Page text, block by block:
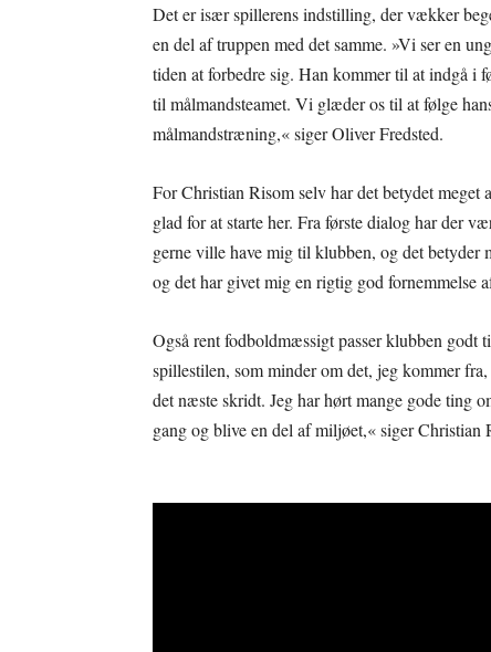
Det er især spillerens indstilling, der vækker
en del af truppen med det samme. »Vi ser en
tiden at forbedre sig. Han kommer til at indgå i
til målmandsteamet. Vi glæder os til at følge
målmandstræning,« siger Oliver Fredsted.
For Christian Risom selv har det betydet
glad for at starte her. Fra første dialog har der
gerne ville have mig til klubben, og det
og det har givet mig en rigtig god fornemmelse
Også rent fodboldmæssigt passer klubben godt
spillestilen, som minder om det, jeg kommer
det næste skridt. Jeg har hørt mange gode ting
gang og blive en del af miljøet,« siger Christian